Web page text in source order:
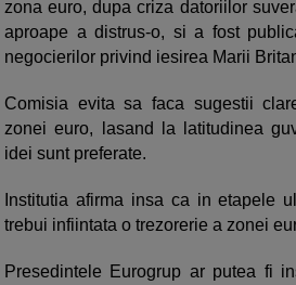
zona euro, dupa criza datoriilor
aproape a distrus-o, si a fost
negocierilor privind iesirea Marii
Comisia evita sa faca sugestii
zonei euro, lasand la latitudinea
idei sunt preferate.
Institutia afirma insa ca in etapele
trebui infiintata o trezorerie a zonei
Presedintele Eurogrup ar putea fi